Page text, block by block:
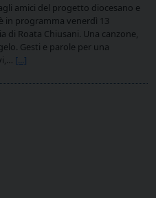
amici del progetto diocesano e
in programma venerdì 13
di Roata Chiusani. Una canzone,
Gesti e parole per una
[...]